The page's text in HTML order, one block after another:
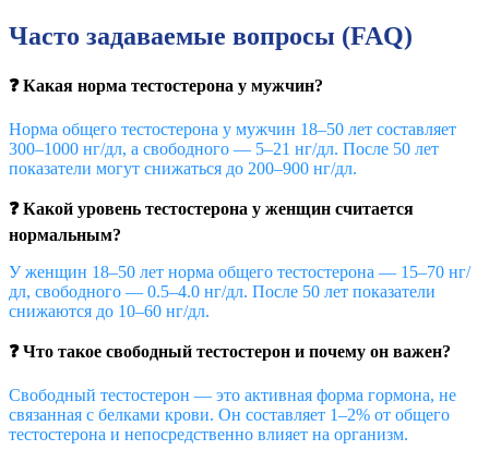
Часто задаваемые вопросы (FAQ)
❓ Какая норма тестостерона у мужчин?
Норма общего тестостерона у мужчин 18–50 лет составляет
300–1000 нг/дл, а свободного — 5–21 нг/дл. После 50 лет
показатели могут снижаться до 200–900 нг/дл.
❓ Какой уровень тестостерона у женщин считается
нормальным?
У женщин 18–50 лет норма общего тестостерона — 15–70 нг/
дл, свободного — 0.5–4.0 нг/дл. После 50 лет показатели
снижаются до 10–60 нг/дл.
❓ Что такое свободный тестостерон и почему он важен?
Свободный тестостерон — это активная форма гормона, не
связанная с белками крови. Он составляет 1–2% от общего
тестостерона и непосредственно влияет на организм.